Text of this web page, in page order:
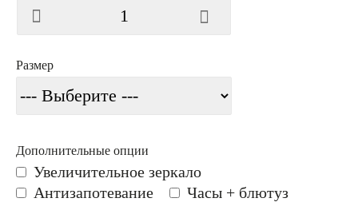
Размер
Дополнительные опции
Увеличительное зеркало
Антизапотевание
Часы + блютуз